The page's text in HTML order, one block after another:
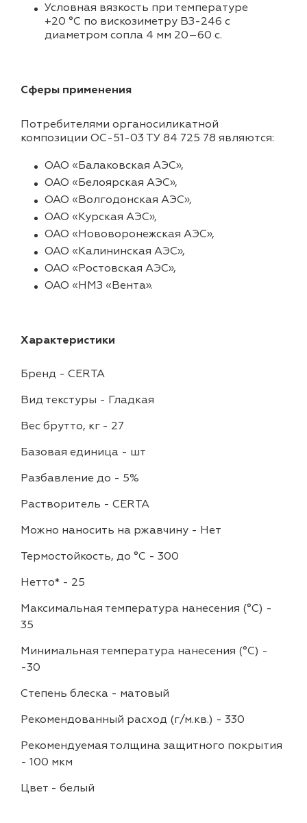
Условная вязкость при температуре
+20 °C по вискозиметру ВЗ-246 с
диаметром сопла 4 мм 20–60 с.
Сферы применения
Потребителями органосиликатной
композиции ОС-51-03 ТУ 84 725 78 являются:
ОАО «Балаковская АЭС»,
ОАО «Белоярская АЭС»,
ОАО «Волгодонская АЭС»,
ОАО «Курская АЭС»,
ОАО «Нововоронежская АЭС»,
ОАО «Калининская АЭС»,
ОАО «Ростовская АЭС»,
ОАО «НМЗ «Вента».
Характеристики
Бренд - CERTA
Вид текстуры - Гладкая
Вес брутто, кг - 27
Базовая единица - шт
Разбавление до - 5%
Растворитель - CERTA
Можно наносить на ржавчину - Нет
Термостойкость, до °C - 300
Нетто* - 25
Максимальная температура нанесения (°С) -
35
Минимальная температура нанесения (°С) -
-30
Степень блеска - матовый
Рекомендованный расход (г/м.кв.) - 330
Рекомендуемая толщина защитного покрытия
- 100 мкм
Цвет - белый